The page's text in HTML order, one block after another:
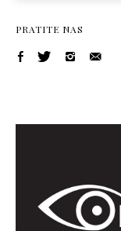
PRATITE NAS